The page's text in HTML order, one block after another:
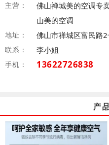
主营：
佛山禅城美的空调专
山美的空调
地址： 佛山市禅城区富民路
联系： 李小姐
手机： 13622726838
产